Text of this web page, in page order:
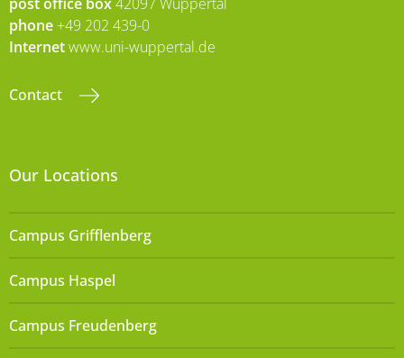
phone +49 202 439-0
Internetwww.uni-wuppertal.de
Contact
Our Locations
Campus Grifflenberg
Campus Haspel
Campus Freudenberg